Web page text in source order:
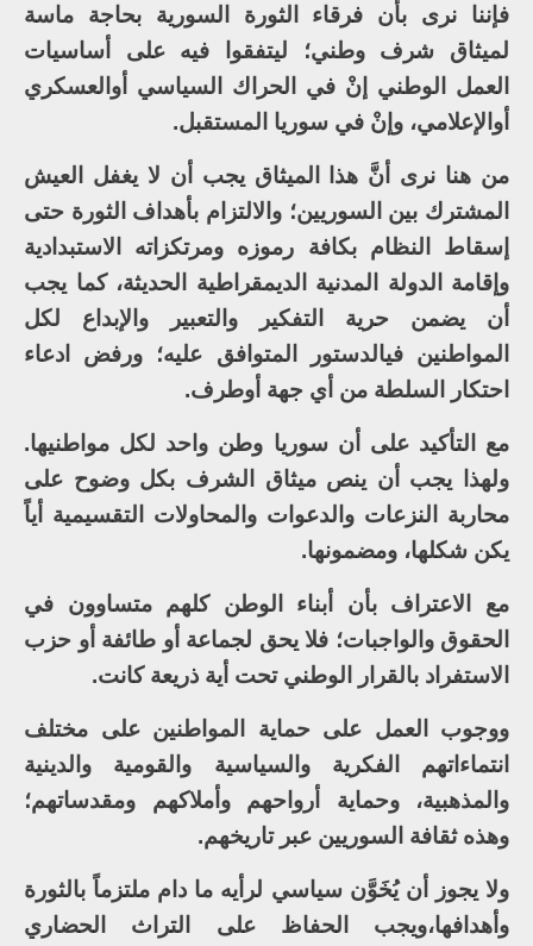
فإننا نرى بأن فرقاء الثورة السورية بحاجة ماسة
لميثاق شرف وطني؛ ليتفقوا فيه على أساسيات
العمل الوطني إنْ في الحراك السياسي أوالعسكري
أوالإعلامي، وإنْ في سوريا المستقبل.
من هنا نرى أنَّ هذا الميثاق يجب أن لا يغفل العيش
المشترك بين السوريين؛ والالتزام بأهداف الثورة حتى
إسقاط النظام بكافة رموزه ومرتكزاته الاستبدادية
وإقامة الدولة المدنية الديمقراطية الحديثة، كما يجب
أن يضمن حرية التفكير والتعبير والإبداع لكل
المواطنين فيالدستور المتوافق عليه؛ ورفض ادعاء
احتكار السلطة من أي جهة أوطرف.
مع التأكيد على أن سوريا وطن واحد لكل مواطنيها.
ولهذا يجب أن ينص ميثاق الشرف بكل وضوح على
محاربة النزعات والدعوات والمحاولات التقسيمية أياً
يكن شكلها، ومضمونها.
مع الاعتراف بأن أبناء الوطن كلهم متساوون في
الحقوق والواجبات؛ فلا يحق لجماعة أو طائفة أو حزب
الاستفراد بالقرار الوطني تحت أية ذريعة كانت.
ووجوب العمل على حماية المواطنين على مختلف
انتماءاتهم الفكرية والسياسية والقومية والدينية
والمذهبية، وحماية أرواحهم وأملاكهم ومقدساتهم؛
وهذه ثقافة السوريين عبر تاريخهم.
ولا يجوز أن يُخَوَّن سياسي لرأيه ما دام ملتزماً بالثورة
وأهدافها،ويجب الحفاظ على التراث الحضاري